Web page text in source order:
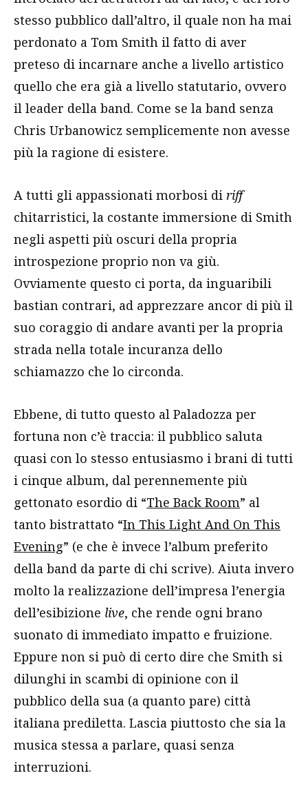
stesso pubblico dall’altro, il quale non ha mai
perdonato a Tom Smith il fatto di aver
preteso di incarnare anche a livello artistico
quello che era già a livello statutario, ovvero
il leader della band. Come se la band senza
Chris Urbanowicz semplicemente non avesse
più la ragione di esistere.
A tutti gli appassionati morbosi di riff
chitarristici, la costante immersione di Smith
negli aspetti più oscuri della propria
introspezione proprio non va giù.
Ovviamente questo ci porta, da inguaribili
bastian contrari, ad apprezzare ancor di più il
suo coraggio di andare avanti per la propria
strada nella totale incuranza dello
schiamazzo che lo circonda.
Ebbene, di tutto questo al Paladozza per
fortuna non c’è traccia: il pubblico saluta
quasi con lo stesso entusiasmo i brani di tutti
i cinque album, dal perennemente più
gettonato esordio di “The Back Room” al
tanto bistrattato “In This Light And On This
Evening” (e che è invece l’album preferito
della band da parte di chi scrive). Aiuta invero
molto la realizzazione dell’impresa l’energia
dell’esibizione live, che rende ogni brano
suonato di immediato impatto e fruizione.
Eppure non si può di certo dire che Smith si
dilunghi in scambi di opinione con il
pubblico della sua (a quanto pare) città
italiana prediletta. Lascia piuttosto che sia la
musica stessa a parlare, quasi senza
interruzioni.